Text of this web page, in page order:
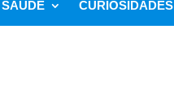
SAÚDE CURIOSIDADES